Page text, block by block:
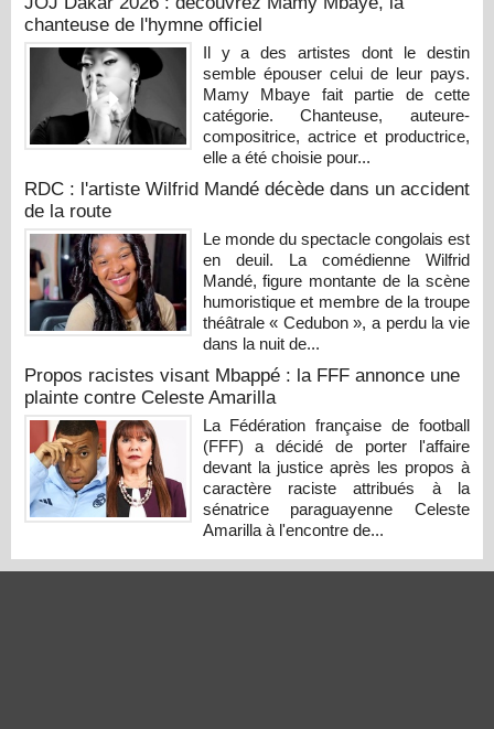
chanteuse de l'hymne officiel
Il y a des artistes dont le destin
semble épouser celui de leur pays.
Mamy Mbaye fait partie de cette
catégorie. Chanteuse, auteure-
compositrice, actrice et productrice,
elle a été choisie pour...
RDC : l'artiste Wilfrid Mandé décède dans un accident
de la route
Le monde du spectacle congolais est
en deuil. La comédienne Wilfrid
Mandé, figure montante de la scène
humoristique et membre de la troupe
théâtrale « Cedubon », a perdu la vie
dans la nuit de...
Propos racistes visant Mbappé : la FFF annonce une
plainte contre Celeste Amarilla
La Fédération française de football
(FFF) a décidé de porter l'affaire
devant la justice après les propos à
caractère raciste attribués à la
sénatrice paraguayenne Celeste
Amarilla à l'encontre de...